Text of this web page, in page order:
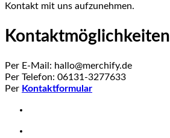
Kontakt mit uns aufzunehmen.
Kontaktmöglichkeiten
Per E-Mail: hallo@merchify.de
Per Telefon: 06131-3277633
Per Kontaktformular